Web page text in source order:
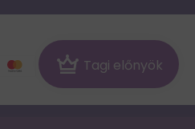
Crown Tagi előnyök
vapepie-hu